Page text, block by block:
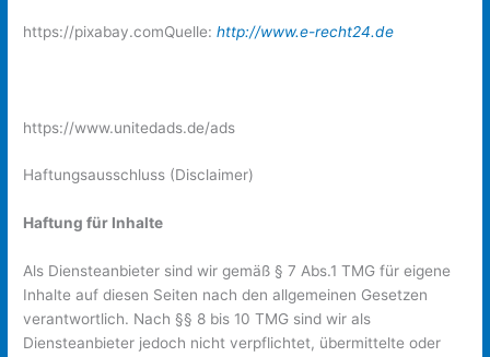
https://pixabay.comQuelle:http://www.e-recht24.de
https://www.unitedads.de/ads
Haftungsausschluss (Disclaimer)
Haftung für Inhalte
Als Diensteanbieter sind wir gemäß § 7 Abs.1 TMG für eigene
Inhalte auf diesen Seiten nach den allgemeinen Gesetzen
verantwortlich. Nach §§ 8 bis 10 TMG sind wir als
Diensteanbieter jedoch nicht verpflichtet, übermittelte oder